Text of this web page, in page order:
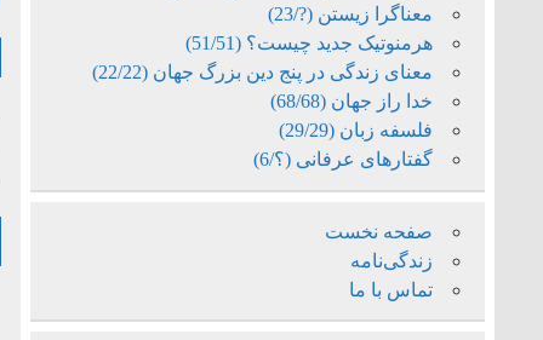
معناگرا زیستن (?/23)
هرمنوتیک جدید چیست؟ (51/51)
معنای زندگی در پنج دین بزرگ جهان (22/22)
خدا راز جهان (68/68)
فلسفه زبان (29/29)
گفتارهای عرفانی (؟/6)
صفحه نخست
زندگی‌نامه
تماس با ما